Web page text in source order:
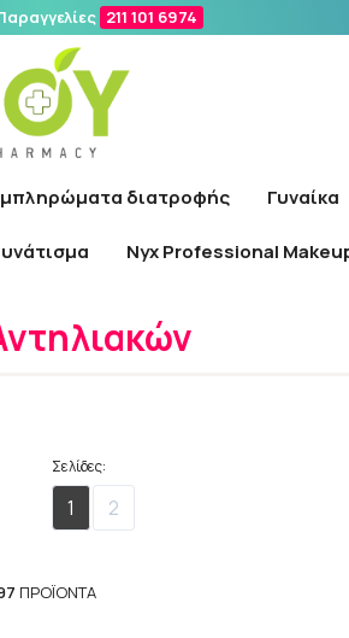
211 101 6974
διατροφής Γυναίκα
Nyx Professional
/ Σετ Αντηλιακών
Σελίδες:
1 2
ΠΡΟΪΌΝΤΑ